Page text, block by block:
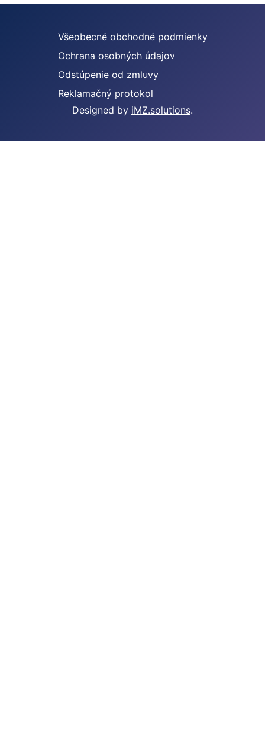
Všeobecné obchodné podmienky
Ochrana osobných údajov
Odstúpenie od zmluvy
Reklamačný protokol
Designed by iMZ.solutions.